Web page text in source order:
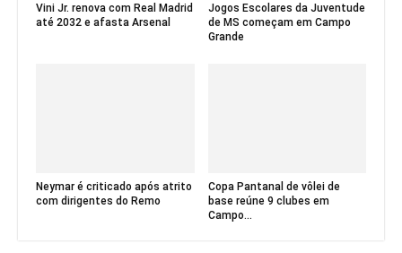
Vini Jr. renova com Real Madrid
até 2032 e afasta Arsenal
Jogos Escolares da Juventude
de MS começam em Campo
Grande
Neymar é criticado após atrito
com dirigentes do Remo
Copa Pantanal de vôlei de
base reúne 9 clubes em
Campo...